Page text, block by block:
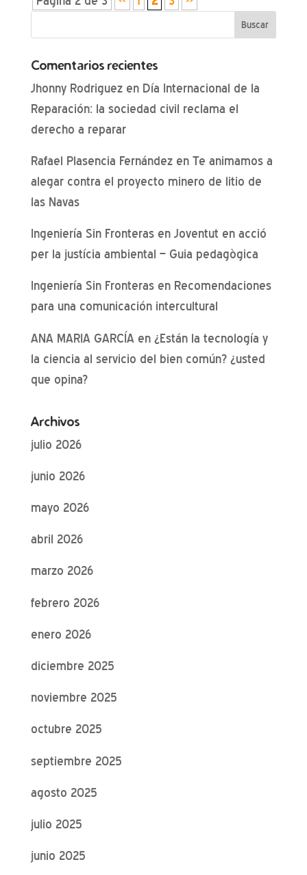
Comentarios recientes
Jhonny Rodriguezen Día Internacional de la
Reparación: la sociedad civil reclama el
derecho a reparar
Rafael Plasencia Fernándezen Te animamos a
alegar contra el proyecto minero de litio de
las Navas
Ingeniería Sin Fronterasen Joventut en acció
per la justícia ambiental – Guia pedagògica
Ingeniería Sin Fronterasen Recomendaciones
para una comunicación intercultural
ANA MARIA GARCÍA en ¿Están la tecnología y
la ciencia al servicio del bien común? ¿usted
que opina?
Archivos
julio 2026
junio 2026
mayo 2026
abril 2026
marzo 2026
febrero 2026
enero 2026
diciembre 2025
noviembre 2025
octubre 2025
septiembre 2025
agosto 2025
julio 2025
junio 2025